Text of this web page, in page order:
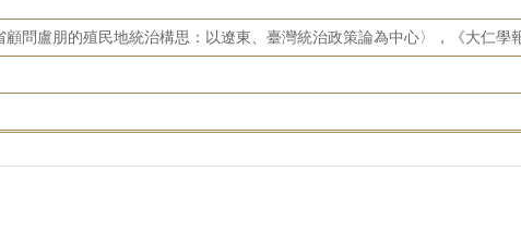
顧問盧朋的殖民地統治構思：以遼東、臺灣統治政策論為中心〉，《大仁學